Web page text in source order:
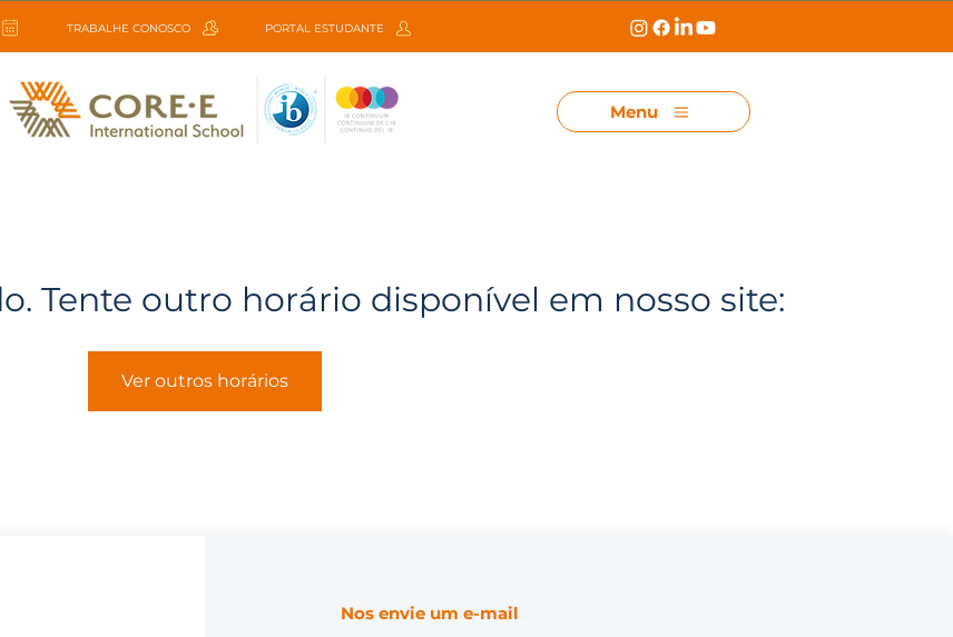
TRABALHE CONOSCO PORTAL ESTUDANTE
Menu
Tente outro horário disponível em nosso site:
Ver outros horários
Nos envie um e-mail